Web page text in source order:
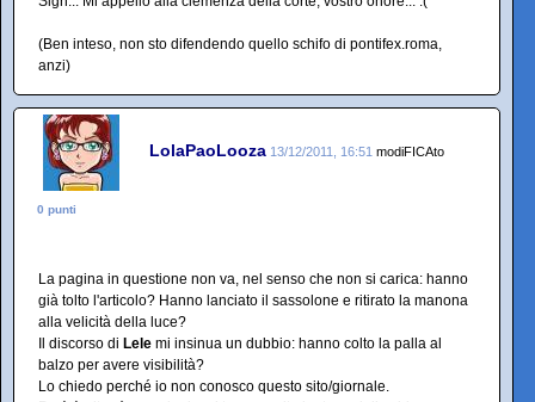
(Ben inteso, non sto difendendo quello schifo di pontifex.roma,
anzi)
LolaPaoLooza 13/12/2011, 16:51 modiFICAto
0 punti
La pagina in questione non va, nel senso che non si carica: hanno
già tolto l'articolo? Hanno lanciato il sassolone e ritirato la manona
alla velicità della luce?
Il discorso di Lele mi insinua un dubbio: hanno colto la palla al
balzo per avere visibilità?
Lo chiedo perché io non conosco questo sito/giornale.